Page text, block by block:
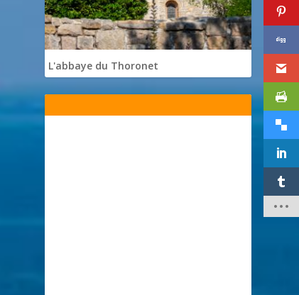
L'abbaye du Thoronet